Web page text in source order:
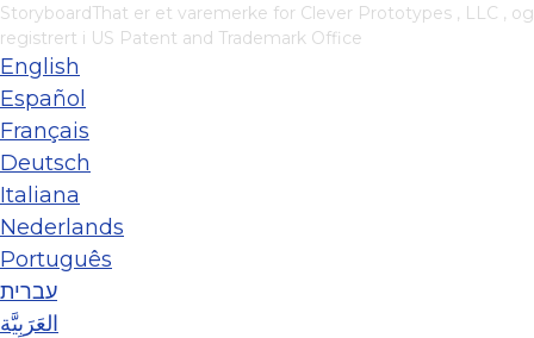
StoryboardThat er et varemerke for Clever Prototypes , LLC , og
registrert i US Patent and Trademark Office
English
Español
Français
Deutsch
Italiana
Nederlands
Português
עברית
العَرَبِيَّة